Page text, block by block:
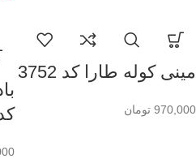
مینی کوله طارا کد 3752
970,000 تومان
کد